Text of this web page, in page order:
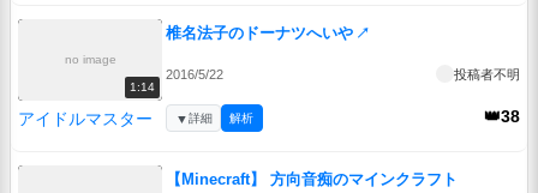
no image
1:14
椎名法子のドーナツへいや ↗
2016/5/22 投稿者不明
アイドルマスター 👑38
▼詳細 解析
【Minecraft】 方向音痴のマインクラフト